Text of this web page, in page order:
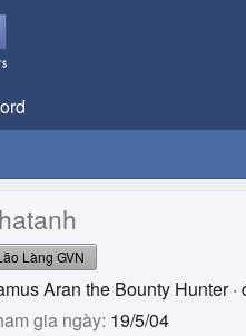
Làng GVN
Aran the Bounty Hunter ·
gia ngày 19/5/04